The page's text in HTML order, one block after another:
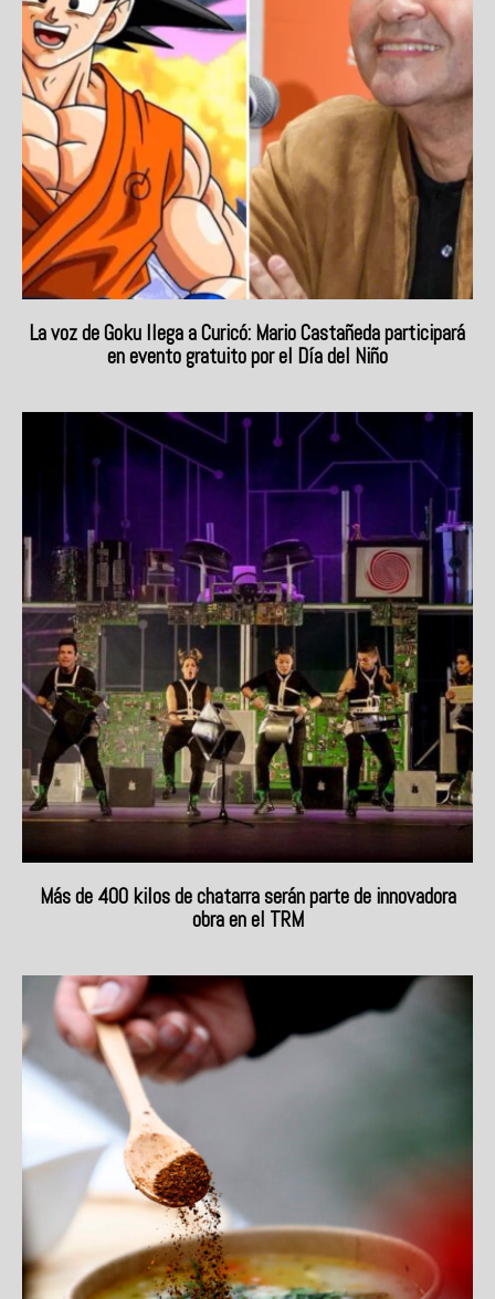
La voz de Goku llega a Curicó: Mario Castañeda participará
en evento gratuito por el Día del Niño
Más de 400 kilos de chatarra serán parte de innovadora
obra en el TRM